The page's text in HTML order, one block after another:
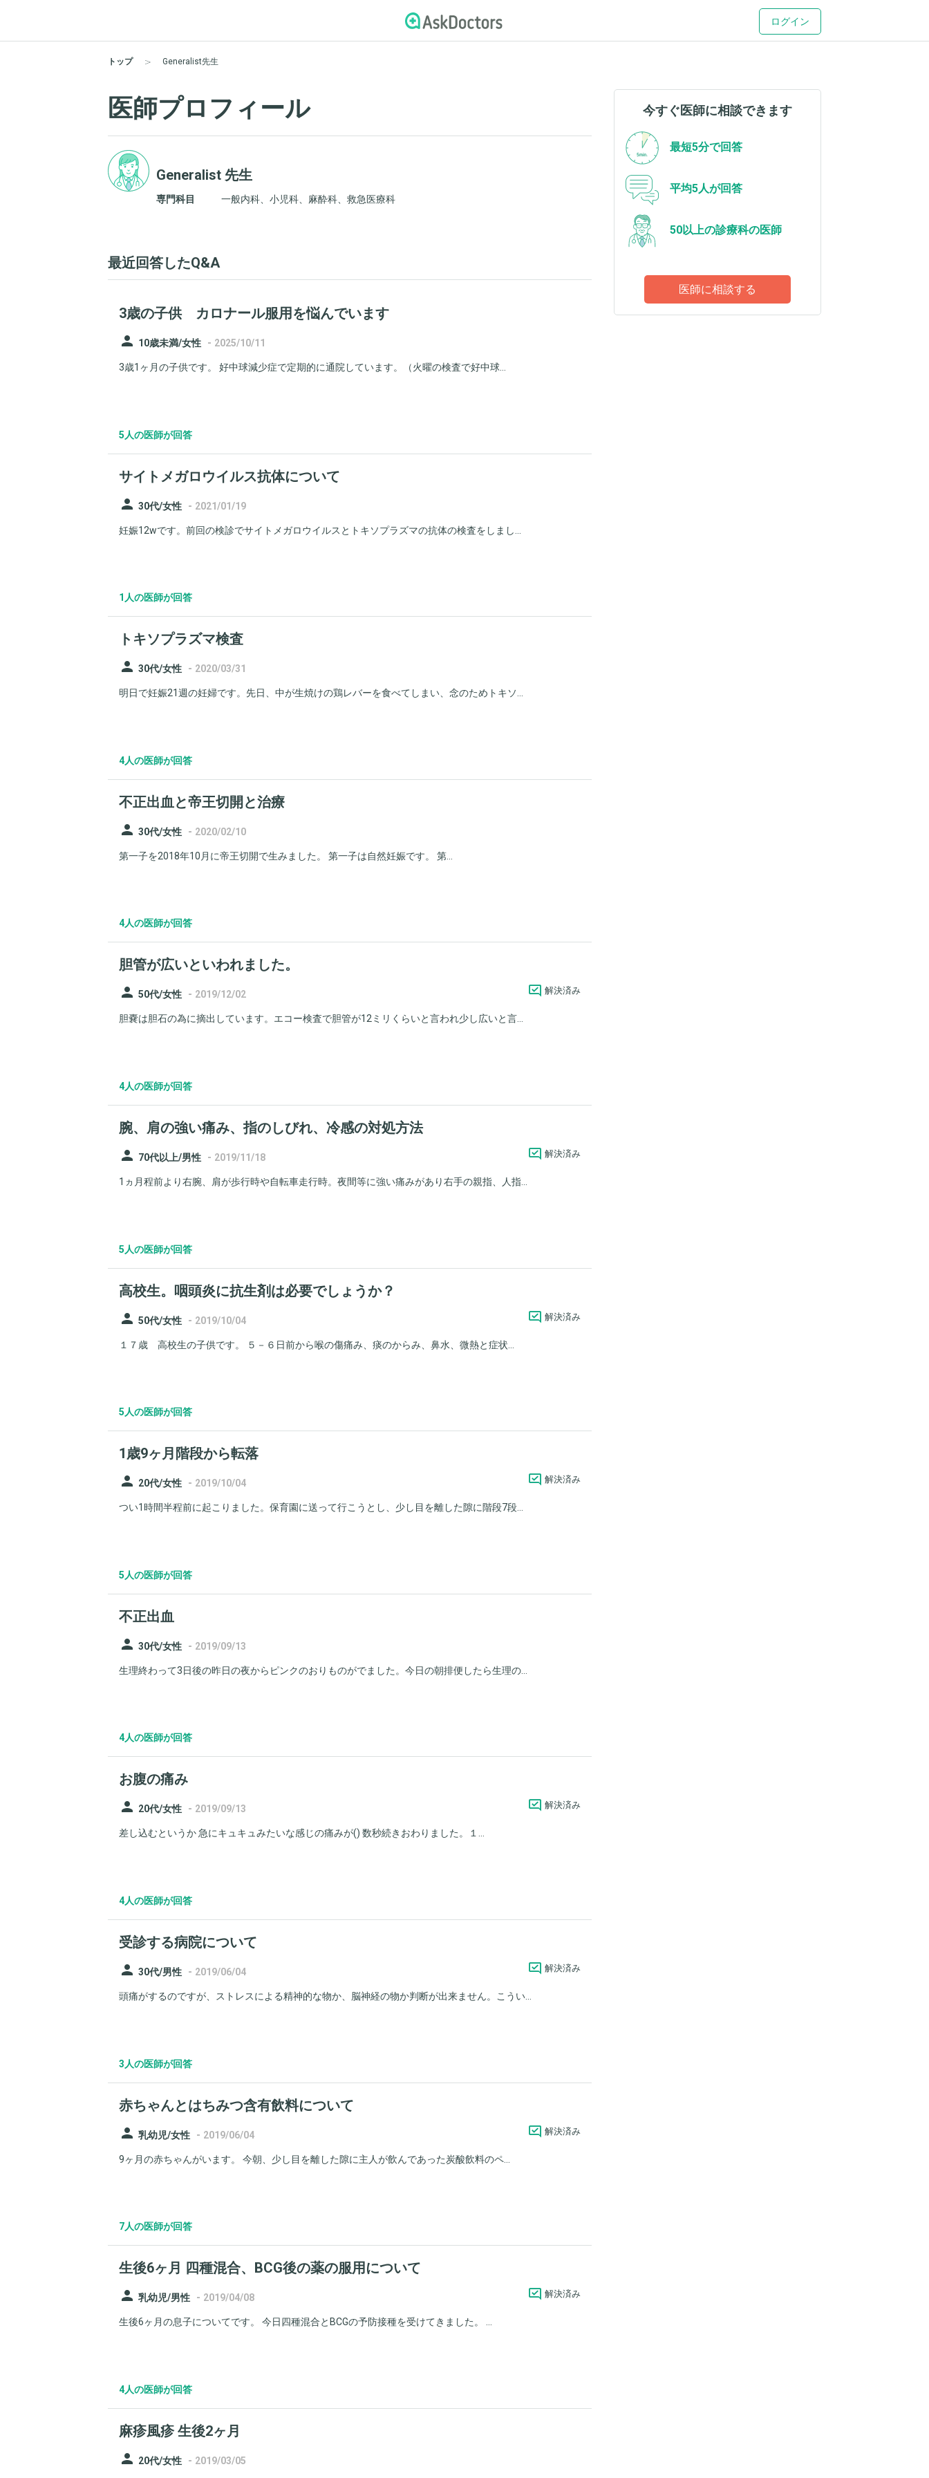
ログイン
トップ Generalist先生
医師プロフィール
Generalist 先生
専門科目 一般内科、小児科、麻酔科、救急医療科
最近回答したQ&A
3歳の子供 カロナール服用を悩んでいます
person 10歳未満/女性 - 2025/10/11
3歳1ヶ月の子供です。 好中球減少症で定期的に通院しています。（火曜の検査で好中球...
5人の医師が回答
サイトメガロウイルス抗体について
person 30代/女性 - 2021/01/19
妊娠12wです。前回の検診でサイトメガロウイルスとトキソプラズマの抗体の検査をしまし...
1人の医師が回答
トキソプラズマ検査
person 30代/女性 - 2020/03/31
明日で妊娠21週の妊婦です。先日、中が生焼けの鶏レバーを食べてしまい、念のためトキソ...
4人の医師が回答
不正出血と帝王切開と治療
person 30代/女性 - 2020/02/10
第一子を2018年10月に帝王切開で生みました。 第一子は自然妊娠です。 第...
4人の医師が回答
胆管が広いといわれました。
person 50代/女性 - 2019/12/02 解決済み
胆嚢は胆石の為に摘出しています。エコー検査で胆管が12ミリくらいと言われ少し広いと言...
4人の医師が回答
腕、肩の強い痛み、指のしびれ、冷感の対処方法
person 70代以上/男性 - 2019/11/18 解決済み
1ヵ月程前より右腕、肩が歩行時や自転車走行時。夜間等に強い痛みがあり右手の親指、人指...
5人の医師が回答
高校生。咽頭炎に抗生剤は必要でしょうか？
person 50代/女性 - 2019/10/04 解決済み
１７歳 高校生の子供です。 ５－６日前から喉の傷痛み、痰のからみ、鼻水、微熱と症状...
5人の医師が回答
1歳9ヶ月階段から転落
person 20代/女性 - 2019/10/04 解決済み
つい1時間半程前に起こりました。保育園に送って行こうとし、少し目を離した隙に階段7段...
5人の医師が回答
不正出血
person 30代/女性 - 2019/09/13
生理終わって3日後の昨日の夜からピンクのおりものがでました。今日の朝排便したら生理の...
4人の医師が回答
お腹の痛み
person 20代/女性 - 2019/09/13 解決済み
差し込むというか 急にキュキュみたいな感じの痛みが() 数秒続きおわりました。１...
4人の医師が回答
受診する病院について
person 30代/男性 - 2019/06/04 解決済み
頭痛がするのですが、ストレスによる精神的な物か、脳神経の物か判断が出来ません。こうい...
3人の医師が回答
赤ちゃんとはちみつ含有飲料について
person 乳幼児/女性 - 2019/06/04 解決済み
9ヶ月の赤ちゃんがいます。 今朝、少し目を離した隙に主人が飲んであった炭酸飲料のペ...
7人の医師が回答
生後6ヶ月 四種混合、BCG後の薬の服用について
person 乳幼児/男性 - 2019/04/08 解決済み
生後6ヶ月の息子についてです。 今日四種混合とBCGの予防接種を受けてきました。 ...
4人の医師が回答
麻疹風疹 生後2ヶ月
person 20代/女性 - 2019/03/05
今すぐ医師に相談できます
最短5分で回答
平均5人が回答
50以上の診療科の医師
医師に相談する